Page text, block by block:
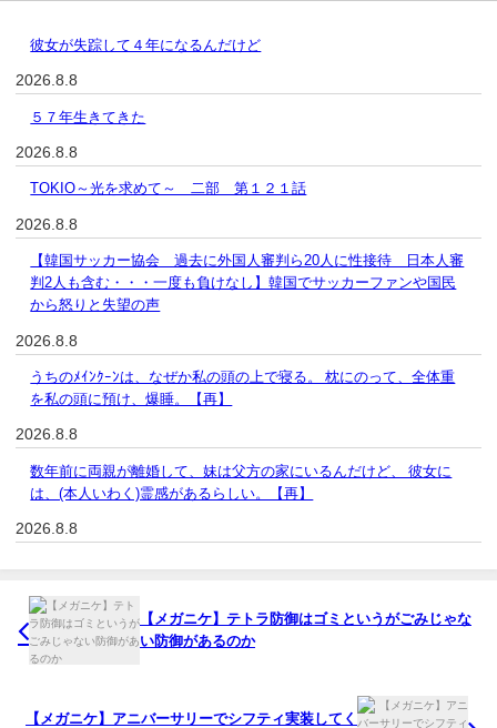
彼女が失踪して４年になるんだけど
2026.8.8
５７年生きてきた
2026.8.8
TOKIO～光を求めて～ 二部 第１２１話
2026.8.8
【韓国サッカー協会 過去に外国人審判ら20人に性接待 日本人審
判2人も含む・・・一度も負けなし】韓国でサッカーファンや国民
から怒りと失望の声
2026.8.8
うちのﾒｲﾝｸｰﾝは、なぜか私の頭の上で寝る。 枕にのって、全体重
を私の頭に預け、爆睡。【再】
2026.8.8
数年前に両親が離婚して、妹は父方の家にいるんだけど、 彼女に
は、(本人いわく)霊感があるらしい。【再】
2026.8.8
【メガニケ】テトラ防御はゴミというがごみじゃな
い防御があるのか
【メガニケ】アニバーサリーでシフティ実装してく